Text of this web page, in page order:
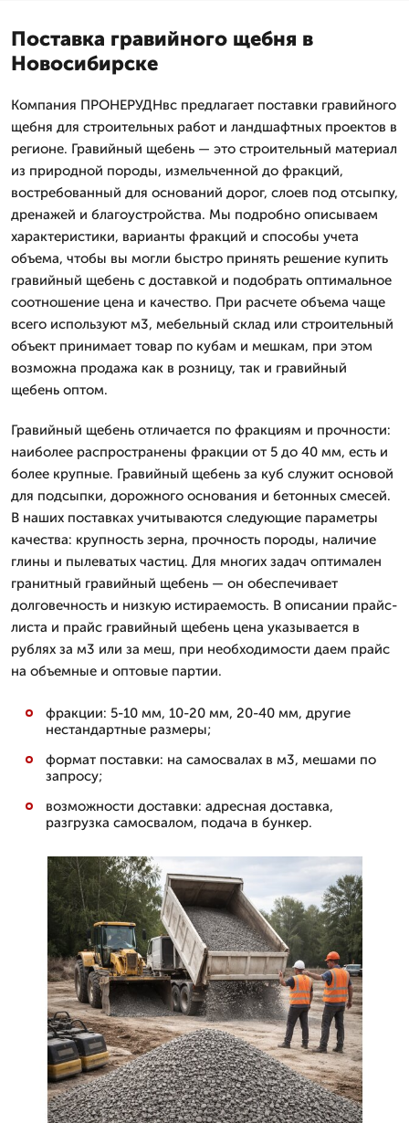
Поставка гравийного щебня в
Новосибирске
Компания ПРОНЕРУДНвс предлагает поставки гравийного
щебня для строительных работ и ландшафтных проектов в
регионе. Гравийный щебень — это строительный материал
из природной породы, измельченной до фракций,
востребованный для оснований дорог, слоев под отсыпку,
дренажей и благоустройства. Мы подробно описываем
характеристики, варианты фракций и способы учета
объема, чтобы вы могли быстро принять решение купить
гравийный щебень с доставкой и подобрать оптимальное
соотношение цена и качество. При расчете объема чаще
всего используют м3, мебельный склад или строительный
объект принимает товар по кубам и мешкам, при этом
возможна продажа как в розницу, так и гравийный
щебень оптом.
Гравийный щебень отличается по фракциям и прочности:
наиболее распространены фракции от 5 до 40 мм, есть и
более крупные. Гравийный щебень за куб служит основой
для подсыпки, дорожного основания и бетонных смесей.
В наших поставках учитываются следующие параметры
качества: крупность зерна, прочность породы, наличие
глины и пылеватых частиц. Для многих задач оптимален
гранитный гравийный щебень — он обеспечивает
долговечность и низкую истираемость. В описании прайс-
листа и прайс гравийный щебень цена указывается в
рублях за м3 или за меш, при необходимости даем прайс
на объемные и оптовые партии.
фракции: 5-10 мм, 10-20 мм, 20-40 мм, другие
нестандартные размеры;
формат поставки: на самосвалах в м3, мешами по
запросу;
возможности доставки: адресная доставка,
разгрузка самосвалом, подача в бункер.